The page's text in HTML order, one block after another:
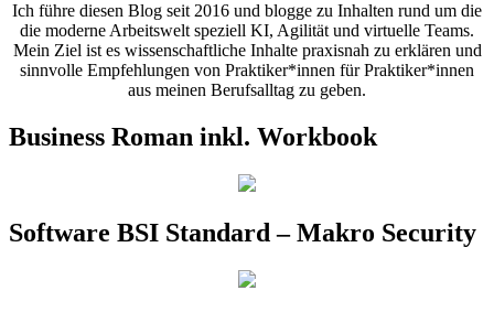
Ich führe diesen Blog seit 2016 und blogge zu Inhalten rund um die
die moderne Arbeitswelt speziell KI, Agilität und virtuelle Teams.
Mein Ziel ist es wissenschaftliche Inhalte praxisnah zu erklären und
sinnvolle Empfehlungen von Praktiker*innen für Praktiker*innen
aus meinen Berufsalltag zu geben.
Business Roman inkl. Workbook
Software BSI Standard – Makro Security